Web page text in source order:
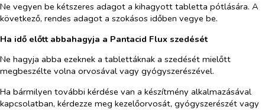
Ne vegyen be kétszeres adagot a kihagyott tabletta pótlására. A
következő, rendes adagot a szokásos időben vegye be.
Ha idő előtt abbahagyja a Pantacid Flux szedését
Ne hagyja abba ezeknek a tablettáknak a szedését mielőtt
megbeszélte volna orvosával vagy gyógyszerészével.
Ha bármilyen további kérdése van a készítmény alkalmazásával
kapcsolatban, kérdezze meg kezelőorvosát, gyógyszerészét vagy